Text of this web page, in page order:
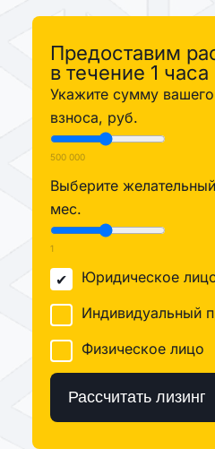
Предоставим
в течение 1 часа
Укажите сумму
взноса, руб.
500 000
Выберите
мес.
1
Юридическое
Индивидуальный
Физическое лицо
Рассчитать лизинг